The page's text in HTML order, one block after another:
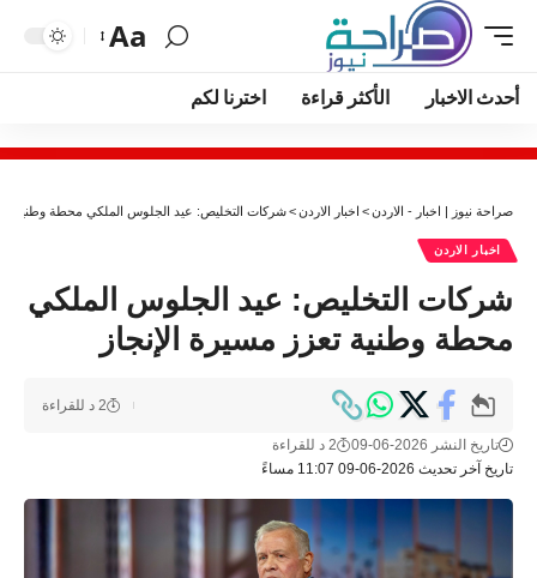
Aa
أحدث الاخبار الأكثر قراءة اخترنا لكم
صراحة نيوز | اخبار - الاردن> اخبار الاردن>شركات التخليص: عيد الجلوس الملكي محطة وطنية
اخبار الاردن
شركات التخليص: عيد الجلوس الملكي
محطة وطنية تعزز مسيرة الإنجاز
تاريخ آخر تحديث 2026-06-09 11:07 مساءً
تاريخ النشر 2026-06-09 2 د للقراءة
2 د للقراءة